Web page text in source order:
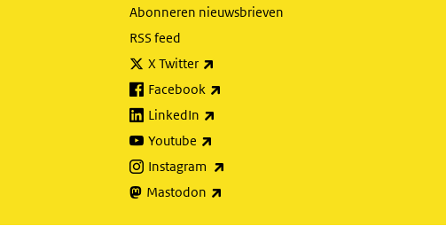
Abonneren nieuwsbrieven
RSS feed
X Twitter
Facebook
LinkedIn
Youtube
Instagram
Mastodon